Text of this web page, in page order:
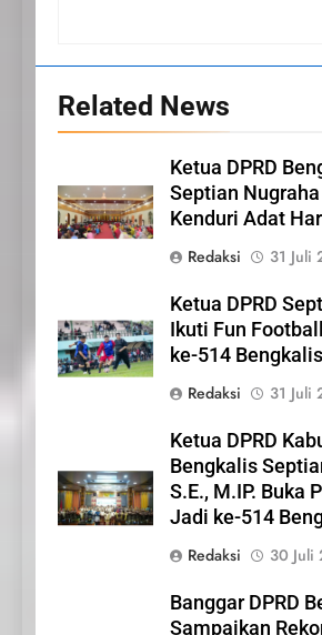
Related News
Ketua DPRD
Septian
Kenduri Adat
Redaksi
31 Juli
Ketua DPRD
Ikuti Fun
ke-514 Bengkalis
Redaksi
31 Juli
Ketua DPRD
Bengkalis
S.E., M.IP. Buka
Jadi ke-514
Redaksi
30 Juli
Banggar DPRD
Sampaikan
Selamat Hari
IKLAN
21
Iklan
IKLAN
22
NORMAN
DPRD
IKLAN
23
NURGARAHA
DPRD
IKLAN